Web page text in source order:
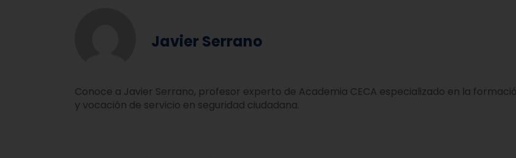
Javier Serrano
Conoce a Javier Serrano, profesor experto de Academia CECA especializado en la
y vocación de servicio en seguridad ciudadana.